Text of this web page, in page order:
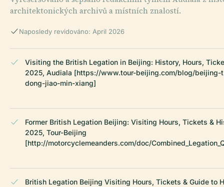
architektonických archivů a místních znalostí.
Naposledy revidováno: April 2026
Visiting the British Legation in Beijing: History, Hours,
2025, Audiala [https://www.tour-beijing.com/blog/
dong-jiao-min-xiang]
Former British Legation Beijing: Visiting Hours, Tickets &
2025, Tour-Beijing
[http://motorcyclemeanders.com/doc/
British Legation Beijing Visiting Hours, Tickets & Guide to